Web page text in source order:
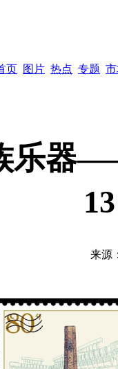
页 图片 热点 专题
乐器
来源